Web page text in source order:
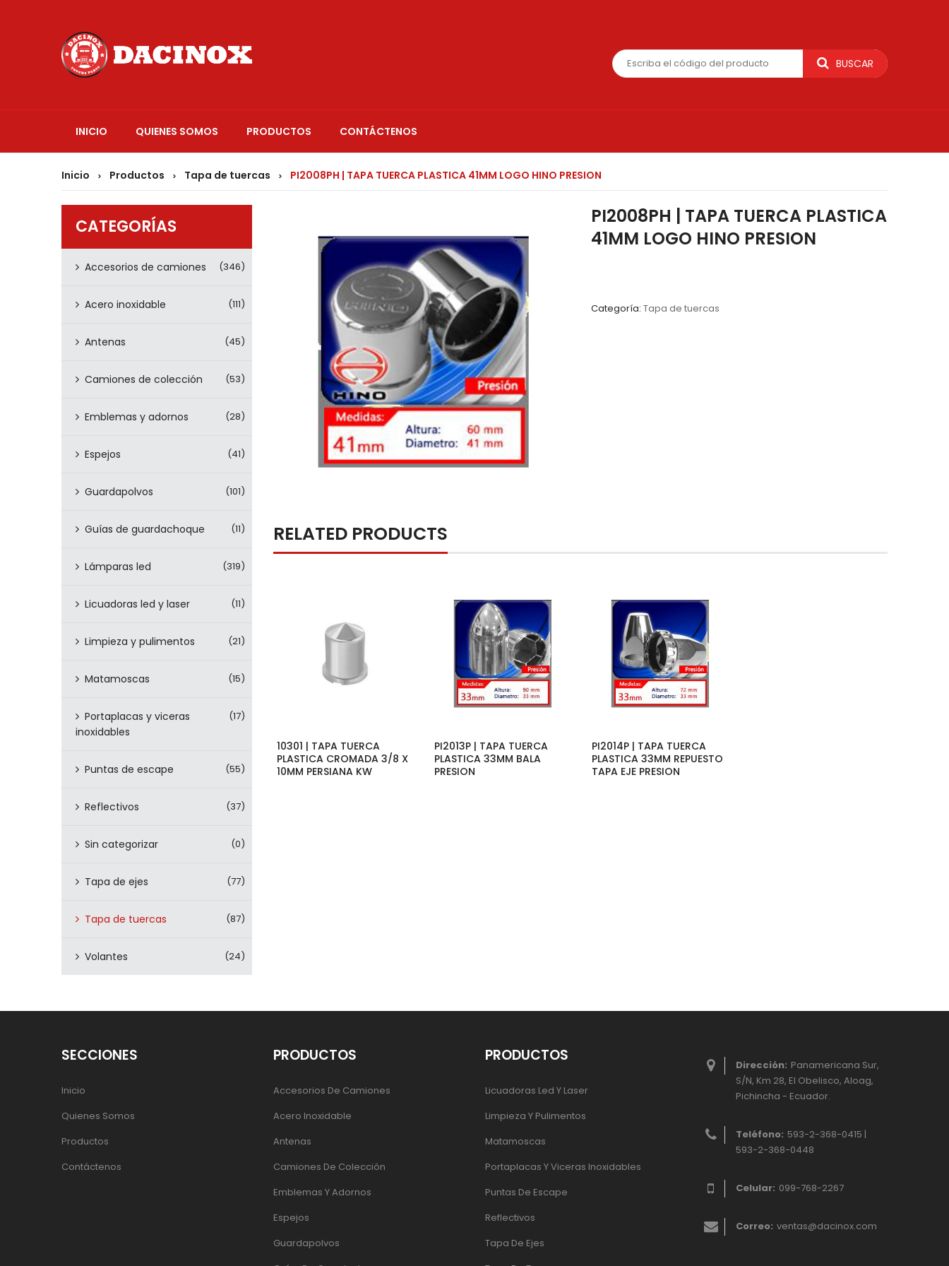
BUSCAR
INICIO QUIENES SOMOS PRODUCTOS CONTÁCTENOS
Inicio > Productos > Tapa de tuercas > PI2008PH | TAPA TUERCA PLASTICA 41MM LOGO HINO PRESION
CATEGORÍAS
Accesorios de camiones (346)
Acero inoxidable (111)
Antenas (45)
Camiones de colección (53)
Emblemas y adornos (28)
Espejos (41)
Guardapolvos (101)
Guías de guardachoque (11)
Lámparas led (319)
Licuadoras led y laser (11)
Limpieza y pulimentos (21)
Matamoscas (15)
Portaplacas y viceras
inoxidables
(17)
Puntas de escape (55)
Reflectivos (37)
Sin categorizar (0)
Tapa de ejes (77)
Tapa de tuercas (87)
Volantes (24)
PI2008PH | TAPA TUERCA PLASTICA
41MM LOGO HINO PRESION
Categoría: Tapa de tuercas
RELATED PRODUCTS
10301 | TAPA TUERCA
PLASTICA CROMADA 3/8 X
10MM PERSIANA KW
PI2013P | TAPA TUERCA
PLASTICA 33MM BALA
PRESION
PI2014P | TAPA TUERCA
PLASTICA 33MM REPUESTO
TAPA EJE PRESION
Dirección: Panamericana Sur,
S/N, Km 28, El Obelisco, Aloag,
Pichincha - Ecuador.
Teléfono: 593-2-368-0415 |
593-2-368-0448
Celular: 099-768-2267
Correo: ventas@dacinox.com
SECCIONES
Inicio
Quienes Somos
Productos
Contáctenos
PRODUCTOS
Accesorios De Camiones
Acero Inoxidable
Antenas
Camiones De Colección
Emblemas Y Adornos
Espejos
Guardapolvos
PRODUCTOS
Licuadoras Led Y Laser
Limpieza Y Pulimentos
Matamoscas
Portaplacas Y Viceras Inoxidables
Puntas De Escape
Reflectivos
Tapa De Ejes